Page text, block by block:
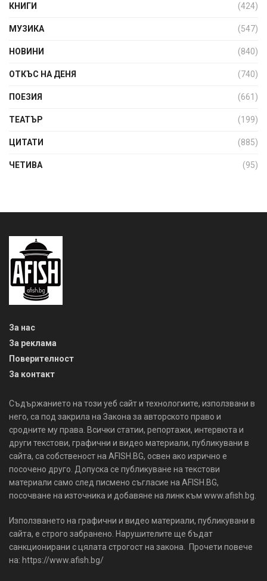
КНИГИ (424)
МУЗИКА (547)
НОВИНИ (840)
ОТКЪС НА ДЕНЯ (740)
ПОЕЗИЯ (661)
ТЕАТЪР (199)
ЦИТАТИ (885)
ЧЕТИВА (95)
За нас
За реклама
Поверителност
За контакт
Съдържанието на този уеб сайт и технологиите, използвани в
него, са под закрила на Закона за авторското право и
сродните му права. Всички статии, репортажи, интервюта и
други текстови, графични и видео материали, публикувани в
сайта, са собственост на AFISH.BG, освен ако изрично е
посочено друго. Допуска се публикуване на текстови
материали само след писмено съгласие на AFISH.BG,
посочване на източника и добавяне на линк към www.afish.bg.
Използването на графични и видео материали, публикувани в
сайта, е строго забранено. Нарушителите ще бъдат
санкционирани с цялата строгост на закона. Прочети повече
на: https://www.afish.bg/